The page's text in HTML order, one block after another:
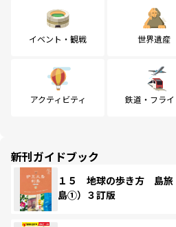
イベント・観戦 世界遺産
アクティビティ 鉄道・フライ
新刊ガイドブック
１５ 地球の歩き方 島
島①）３訂版